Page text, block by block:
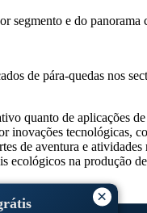
×
segmento e do panorama
de pára-quedas nos
quanto de aplicações
inovações tecnológicas,
de aventura e
na produção